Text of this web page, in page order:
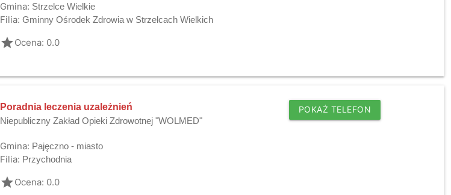
Gmina: Strzelce Wielkie
Filia: Gminny Ośrodek Zdrowia w Strzelcach Wielkich
gradeOcena: 0.0
Poradnia leczenia uzależnień
Niepubliczny Zakład Opieki Zdrowotnej "WOLMED"
POKAŻ TELEFON
Gmina: Pajęczno - miasto
Filia: Przychodnia
gradeOcena: 0.0